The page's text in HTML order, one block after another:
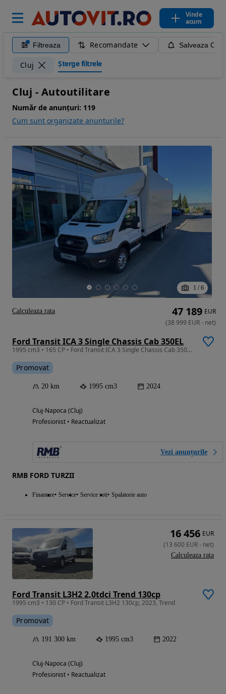
Vinde
acum
Filtreaza Recomandate Salveaza
Cluj Șterge filtrele
Cluj - Autoutilitare
Număr de anunțuri: 119
Cum sunt organizate anunturile?
1 / 6
Ford Transit ICA 3 Single Chassis Cab 350EL
1995 cm3 • 165 CP • Ford Transit ICA 3 Single Chassis Cab 350EL (L5H1) Trend 2.0L EcoBlue
Promovat
20 km 1995 cm3 2024
Cluj-Napoca (Cluj)
Profesionist • Reactualizat
Vezi anunțurile
RMB FORD TURZII
Finantare Service Service roti Spalatorie auto
47 189 EUR
(38 999 EUR- net)
Calculeaza rata
Ford Transit L3H2 2,0tdci Trend 130cp
1995 cm3 • 130 CP • Ford Transit L3H2 130cp, 2023, Trend
Promovat
191 300 km 1995 cm3 2022
Cluj-Napoca (Cluj)
Profesionist • Reactualizat
16 456 EUR
(13 600 EUR- net)
Calculeaza rata